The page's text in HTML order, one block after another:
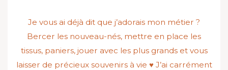
Je vous ai déjà dit que j’adorais mon métier ?
Bercer les nouveau-nés, mettre en place les
tissus, paniers, jouer avec les plus grands et vous
laisser de précieux souvenirs à vie ♥ J’ai carrément